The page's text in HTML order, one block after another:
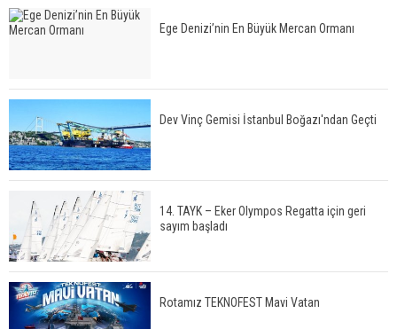
Ege Denizi’nin En Büyük Mercan Ormanı
Dev Vinç Gemisi İstanbul Boğazı'ndan Geçti
14. TAYK – Eker Olympos Regatta için geri
sayım başladı
Rotamız TEKNOFEST Mavi Vatan